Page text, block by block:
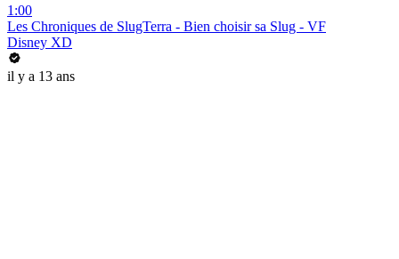
1:00
Les Chroniques de SlugTerra - Bien choisir sa Slug - VF
Disney XD
il y a 13 ans